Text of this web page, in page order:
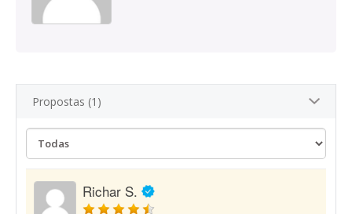
Propostas (1)
Richar S.